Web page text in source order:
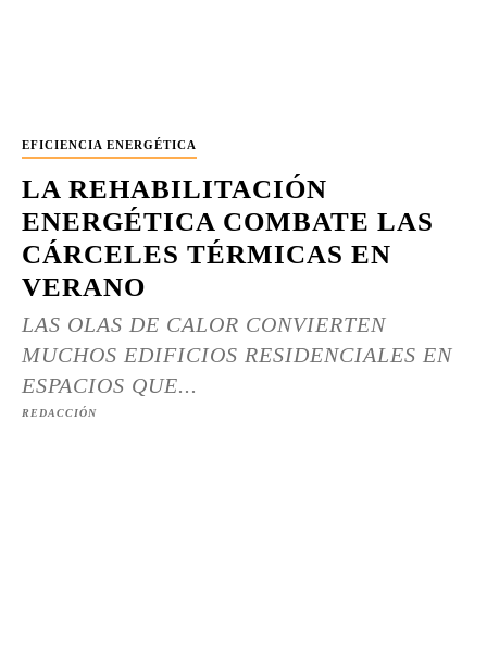
EFICIENCIA ENERGÉTICA
LA REHABILITACIÓN
ENERGÉTICA COMBATE LAS
CÁRCELES TÉRMICAS EN
VERANO
LAS OLAS DE CALOR CONVIERTEN
MUCHOS EDIFICIOS RESIDENCIALES EN
ESPACIOS QUE...
REDACCIÓN